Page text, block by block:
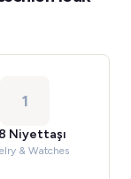
1
Niyettaşı
& Watches